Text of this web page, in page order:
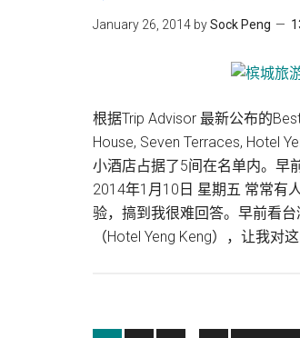
January 26, 2014 bySock Peng
根据Trip Advisor 最新公布的
House, Seven Terraces, Hotel
小酒店占据了5间在名单内。早
2014年1月10日 星期五 常常有
验，搞到我很难回答。早前看
（Hotel Yeng Keng），让我对